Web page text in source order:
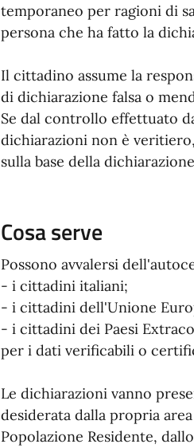
temporaneo per ragioni di
persona che ha fatto la
Il cittadino assume la
di dichiarazione falsa o
Se dal controllo effettuato
dichiarazioni non è
sulla base della
Cosa serve
Possono avvalersi
- i cittadini italiani;
- i cittadini dell'Unione
- i cittadini dei Paesi
per i dati verificabili o
Le dichiarazioni vanno
desiderata dalla propria
Popolazione Residente,